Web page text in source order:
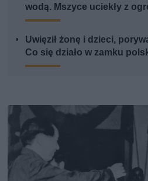
wodą. Mszyce uciekły z
Uwięził żonę i dzieci,
Co się działo w zamku